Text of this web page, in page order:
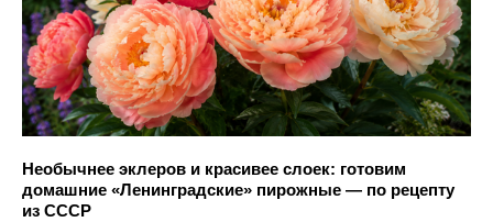
Необычнее эклеров и красивее слоек: готовим
домашние «Ленинградские» пирожные — по рецепту
из СССР